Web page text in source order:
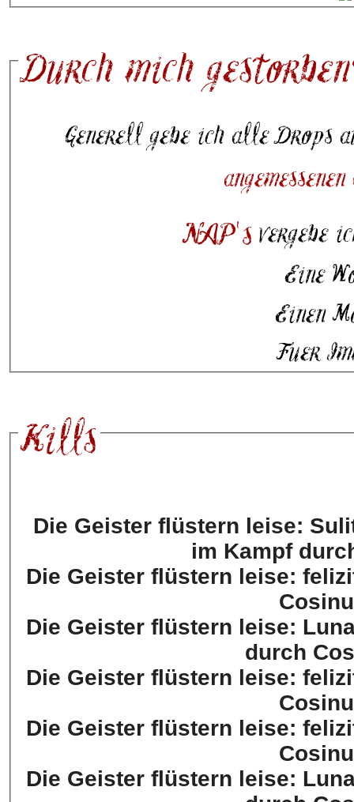
Die Geister flüstern leise:
im Kampf
Die Geister flüstern leise:
Die Geister flüstern leise:
durch
Die Geister flüstern leise:
Die Geister flüstern leise:
Die Geister flüstern leise: